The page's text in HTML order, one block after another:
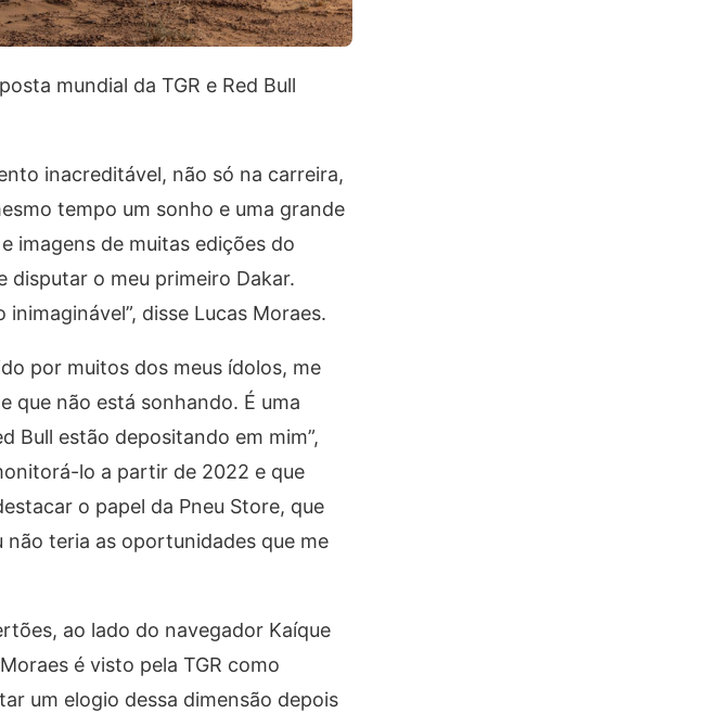
mundial da TGR e Red Bull
inacreditável, não só na carreira,
tempo um sonho e uma grande
imagens de muitas edições do
disputar o meu primeiro Dakar.
disse Lucas Moraes.
por muitos dos meus ídolos, me
que não está sonhando. É uma
Bull estão depositando em mim”,
lo a partir de 2022 e que
o papel da Pneu Store, que
teria as oportunidades que me
ao lado do navegador Kaíque
é visto pela TGR como
um elogio dessa dimensão depois